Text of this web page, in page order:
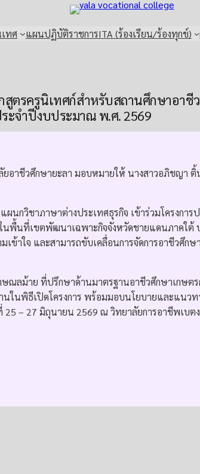
ทศ แผนปฏิบัติราชการITA (ร้องเรียน/ร้องทุกข์)
สูตรครูนิเทศก์สำหรับสถานศึกษาอา
ะจำปีงบประมาณ พ.ศ. 2569
อาชีวศึกษายะลา มอบหมายให้ นางสาวอภิชญา
นกวิชาภาษาต่างประเทศธุรกิจ เข้าร่วมโครงกา
นพื้นที่เขตพัฒนาเฉพาะกิจจังหวัดชายแดนภาคใต้
ข้าใจ และสามารถขับเคลื่อนการจัดการอาชีวศึกษ
ษณลม้าย ที่ปรึกษาด้านมาตรฐานอาชีวศึกษาเกษ
ในพิธีเปิดโครงการ พร้อมมอบนโยบายและแนวท
– 27 มิถุนายน 2569 ณ วิทยาลัยการอาชีพเบตง